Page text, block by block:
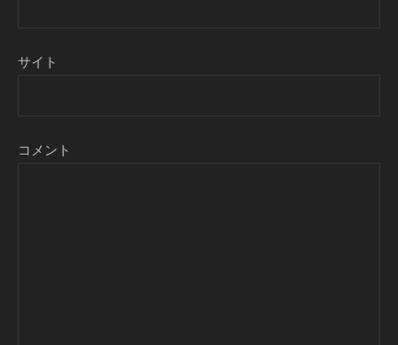
サイト
コメント